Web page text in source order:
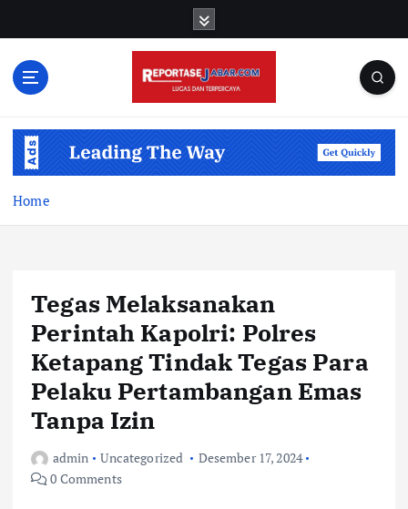
Home
Tegas Melaksanakan
Perintah Kapolri: Polres
Ketapang Tindak Tegas Para
Pelaku Pertambangan Emas
Tanpa Izin
admin Uncategorized
Desember 17, 2024
0 Comments